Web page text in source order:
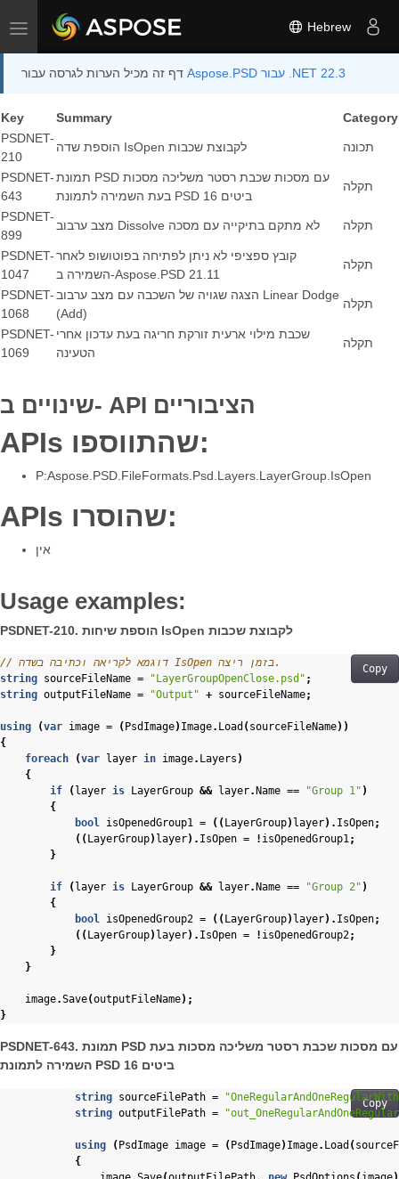
Toggle navigation Hebrew
Aspose.PSD עבור .NET 22.3
Key Summary
Category
PSDNET-
210
הוספת שדה IsOpen לקבוצת שכבות תכונה
PSDNET-
643
תמונת PSD עם מסכות שכבת רסטר משליכה מסכות
בעת השמירה לתמונת PSD 16 ביטים
תקלה
PSDNET-
899
מצב ערבוב Dissolve לא מתקם בתיקייה עם מסכה תקלה
PSDNET-
1047
קובץ ספציפי לא ניתן לפתיחה בפוטושופ לאחר
השמירה ב-Aspose.PSD 21.11
תקלה
PSDNET-
1068
הצגה שגויה של השכבה עם מצב ערבוב Linear Dodge
(Add)
תקלה
PSDNET-
1069
שכבת מילוי ארעית זורקת חריגה בעת עדכון אחרי
הטעינה
תקלה
שינויים ב- API הציבוריים
APIs שהתווספו:
P:Aspose.PSD.FileFormats.Psd.Layers.LayerGroup.IsOpen
APIs שהוסרו:
אין
Usage examples:
PSDNET-210. הוספת שיחות IsOpen לקבוצת שכבות
Copy
// דוגמא לקריאה וכתיבה בשדה IsOpen בזמן ריצה.
string sourceFileName = "LayerGroupOpenClose.psd" ;
string outputFileName = "Output" + sourceFileName;
using (var image = ( PsdImage) Image. Load ( sourceFileName))
{
foreach
(var layer in image. Layers )
{
if
( layer is LayerGroup && layer. Name == "Group 1" )
{
bool isOpenedGroup1 = (( LayerGroup) layer). IsOpen;
(( LayerGroup) layer). IsOpen = ! isOpenedGroup1;
}
if ( layer is LayerGroup && layer. Name == "Group 2" )
{
bool isOpenedGroup2 = (( LayerGroup) layer). IsOpen;
(( LayerGroup) layer). IsOpen = ! isOpenedGroup2;
}
}
image.Save(outputFileName);
}
PSDNET-643. תמונת PSD עם מסכות שכבת רסטר משליכה מסכות בעת
השמירה לתמונת PSD 16 ביטים
Copy
string sourceFilePath =
string outputFilePath =
using ( PsdImage image = ( PsdImage) Image. Load (
{